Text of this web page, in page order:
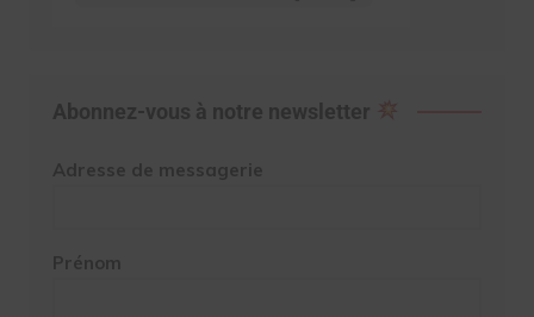
Abonnez-vous à notre newsletter
Adresse de messagerie
Prénom